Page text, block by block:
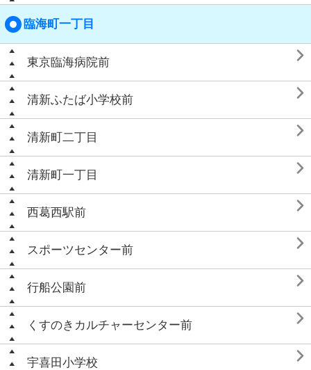
臨海町一丁目
東京臨海病院前 
清新ふたば小学校前 
清新町二丁目 
清新町一丁目 
西葛西駅前 
スポーツセンター前 
行船公園前 
くすのきカルチャーセンター前 
宇喜田小学校 